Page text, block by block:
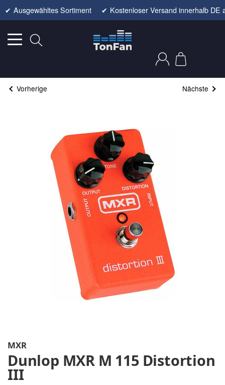
✔ Ausgewähltes Sortiment ✔ Kostenloser Versand innerhalb DE
Vorherige Nächste
MXR
Dunlop MXR M 115 Distortion
III